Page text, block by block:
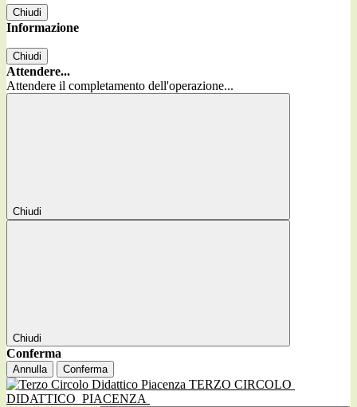
Chiudi
Informazione
Chiudi
Attendere...
Attendere il completamento dell'operazione...
Chiudi
Chiudi
Conferma
Annulla Conferma
TERZO CIRCOLO
DIDATTICO PIACENZA